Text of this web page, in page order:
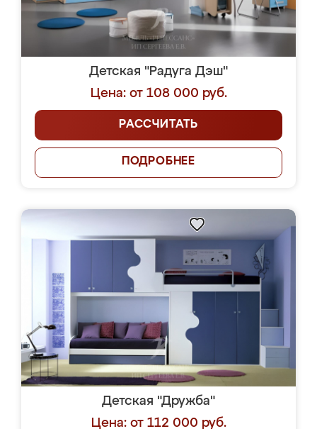
Детская "Радуга Дэш"
Цена: от 108 000 руб.
РАССЧИТАТЬ
ПОДРОБНЕЕ
Детская "Дружба"
Цена: от 112 000 руб.